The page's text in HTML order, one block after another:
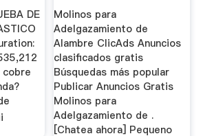
DE
cobre
Molinos para
Adelgazamiento de
Alambre ClicAds Anuncios
clasificados gratis
Búsquedas más popular
Publicar Anuncios Gratis
Molinos para
Adelgazamiento de .
[Chatea ahora] Pequeno